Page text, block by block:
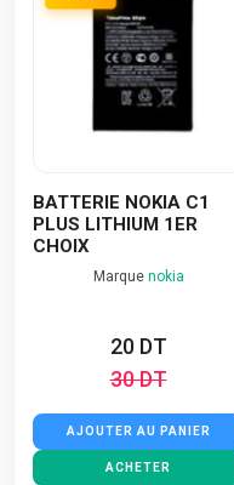
BATTERIE NOKIA C1
PLUS LITHIUM 1ER
CHOIX
Marque nokia
20 DT
30 DT
AJOUTER AU PANIER
ACHETER